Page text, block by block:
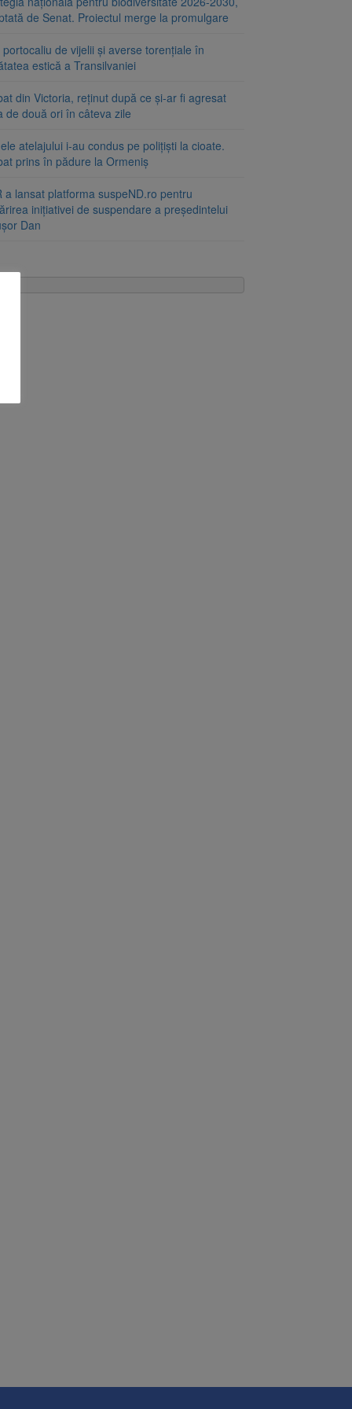
de Senat. Proiectul merge la promulgare
portocaliu de vijelii și averse torențiale în
estică a Transilvaniei
din Victoria, reținut după ce și-ar fi agresat
de două ori în câteva zile
atelajului i-au condus pe polițiști la cioate.
prins în pădure la Ormeniș
a lansat platforma suspeND.ro pentru
inițiativei de suspendare a președintelui
Dan